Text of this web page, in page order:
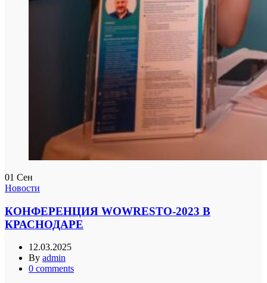
01 Сен
Новости
КОНФЕРЕНЦИЯ WOWRESTO-2023 В
КРАСНОДАРЕ
12.03.2025
By admin
0 comments